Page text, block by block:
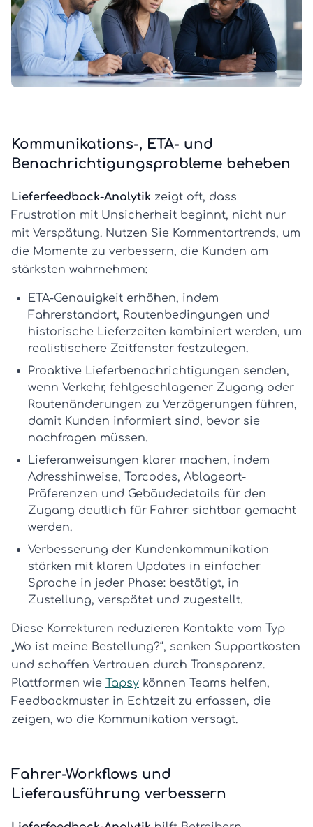
Kommunikations-, ETA- und
Benachrichtigungsprobleme beheben
Lieferfeedback-Analytik zeigt oft, dass
Frustration mit Unsicherheit beginnt, nicht nur
mit Verspätung. Nutzen Sie Kommentartrends, um
die Momente zu verbessern, die Kunden am
stärksten wahrnehmen:
ETA-Genauigkeit erhöhen, indem
Fahrerstandort, Routenbedingungen und
historische Lieferzeiten kombiniert werden, um
realistischere Zeitfenster festzulegen.
Proaktive Lieferbenachrichtigungen senden,
wenn Verkehr, fehlgeschlagener Zugang oder
Routenänderungen zu Verzögerungen führen,
damit Kunden informiert sind, bevor sie
nachfragen müssen.
Lieferanweisungen klarer machen, indem
Adresshinweise, Torcodes, Ablageort-
Präferenzen und Gebäudedetails für den
Zugang deutlich für Fahrer sichtbar gemacht
werden.
Verbesserung der Kundenkommunikation
stärken mit klaren Updates in einfacher
Sprache in jeder Phase: bestätigt, in
Zustellung, verspätet und zugestellt.
Diese Korrekturen reduzieren Kontakte vom Typ
„Wo ist meine Bestellung?“, senken Supportkosten
und schaffen Vertrauen durch Transparenz.
Plattformen wie Tapsy können Teams helfen,
Feedbackmuster in Echtzeit zu erfassen, die
zeigen, wo die Kommunikation versagt.
Fahrer-Workflows und
Lieferausführung verbessern